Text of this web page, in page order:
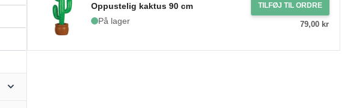
Oppustelig kaktus 90 cm
På lager
TILFØJ TIL ORDRE
79,00 kr